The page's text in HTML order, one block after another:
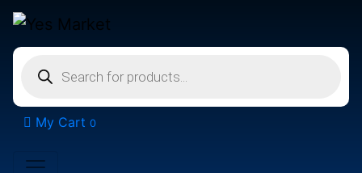
productos
My Cart 0